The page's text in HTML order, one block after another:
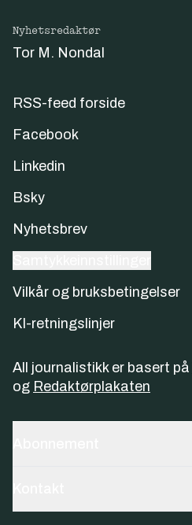
Nyhetsredaktør
Tor M. Nondal
RSS-feed forside
Facebook
Linkedin
Bsky
Nyhetsbrev
Vilkår og bruksbetingelser
KI-retningslinjer
All journalistikk er basert på
og Redaktørplakaten